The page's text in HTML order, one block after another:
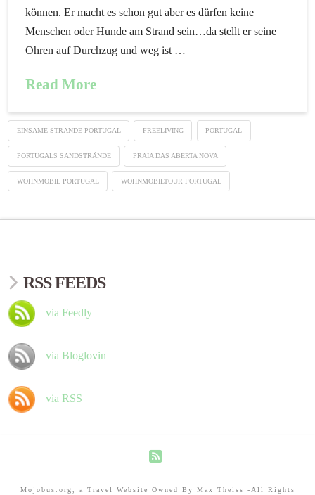
können. Er macht es schon gut aber es dürfen keine
Menschen oder Hunde am Strand sein…da stellt er seine
Ohren auf Durchzug und weg ist …
Read More
EINSAME STRÄNDE PORTUGAL FREELIVING PORTUGAL
PORTUGALS SANDSTRÄNDE PRAIA DAS ABERTA NOVA
WOHNMOBIL PORTUGAL WOHNMOBILTOUR PORTUGAL
RSS FEEDS
via Feedly
via Bloglovin
via RSS
Mojobus.org, a Travel Website Owned By Max Theiss -All Rights